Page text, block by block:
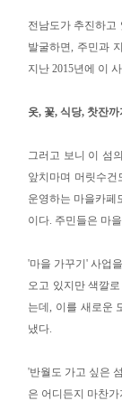
전남도가 추진하고
발굴하면, 주민과
지난 2015년에 이
옷, 꽃, 식당, 찻잔
그러고 보니 이 섬
앞치마며 머릿수건
운영하는 마을카페
이다. 주민들은 마
'마을 가꾸기' 사업
오고 있지만 색깔
는데, 이를 새로운
냈다.
'반월도 가고 싶은
은 어디든지 마찬